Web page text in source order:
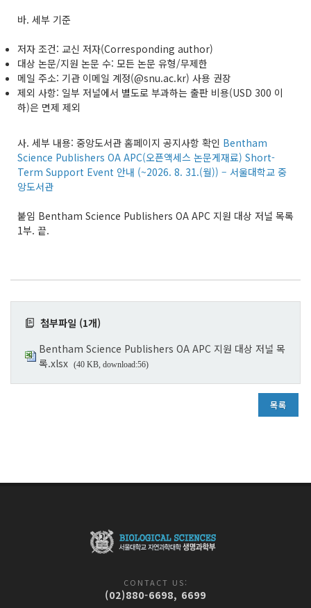
바. 세부 기준
저자 조건: 교신 저자(Corresponding author)
대상 논문/지원 논문 수: 모든 논문 유형/무제한
메일 주소: 기관 이메일 계정(@snu.ac.kr) 사용 권장
제외 사항: 일부 저널에서 별도로 부과하는 출판 비용(USD 300 이
하)은 면제 제외
사. 세부 내용: 중앙도서관 홈페이지 공지사항 확인 Bentham
Science Publishers OA APC(오픈액세스 논문게재료) Short-
Term Support Event 안내 (~2026. 8. 31.(월)) – 서울대학교 중
앙도서관
붙임 Bentham Science Publishers OA APC 지원 대상 저널 목록
1부. 끝.
첨부파일 (1개)
Bentham Science Publishers OA APC 지원 대상 저널 목
록.xlsx (40 KB, download:56)
목록
CONTACT US:
(02)880-6698, 6699